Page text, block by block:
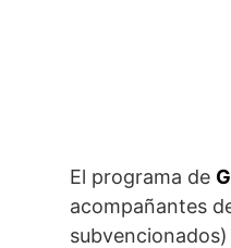
El programa de
acompañantes